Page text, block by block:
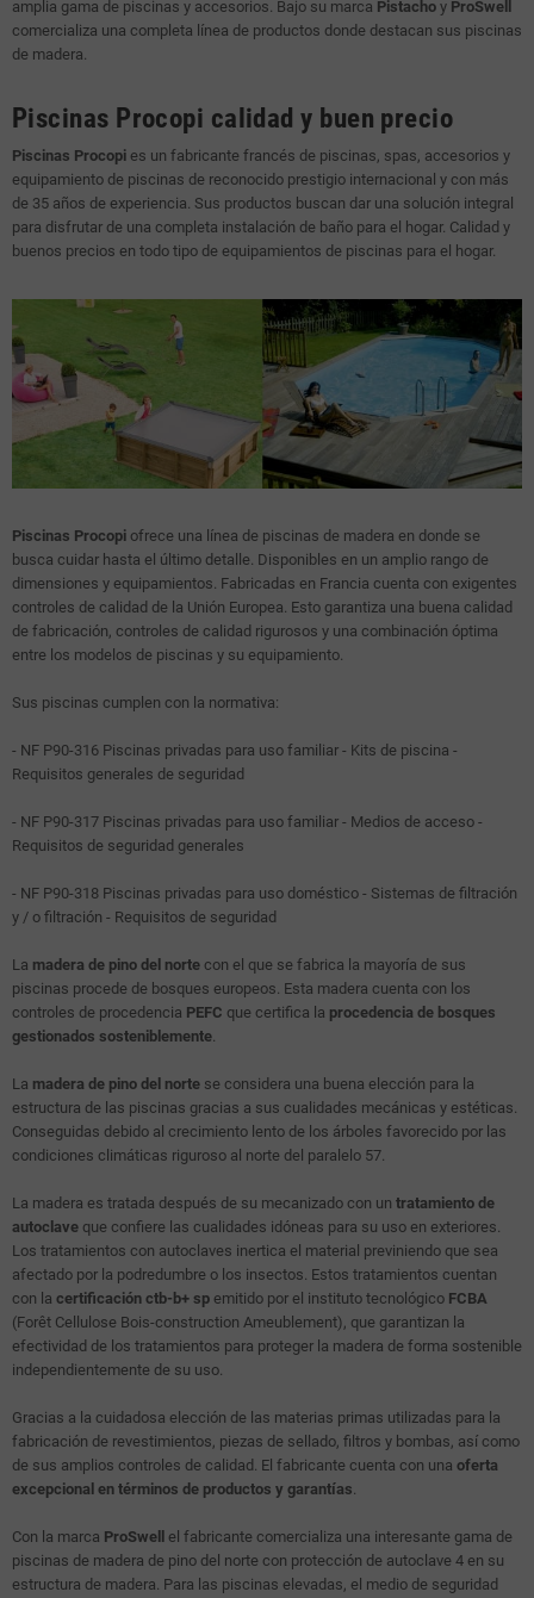
amplia gama de piscinas y accesorios. Bajo su marca Pistacho y ProSwell
comercializa una completa línea de productos donde destacan sus piscinas
de madera.
Piscinas Procopi calidad y buen precio
Piscinas Procopi es un fabricante francés de piscinas, spas, accesorios y
equipamiento de piscinas de reconocido prestigio internacional y con más
de 35 años de experiencia. Sus productos buscan dar una solución integral
para disfrutar de una completa instalación de baño para el hogar. Calidad y
buenos precios en todo tipo de equipamientos de piscinas para el hogar.
Piscinas Procopi ofrece una línea de piscinas de madera en donde se
busca cuidar hasta el último detalle. Disponibles en un amplio rango de
dimensiones y equipamientos. Fabricadas en Francia cuenta con exigentes
controles de calidad de la Unión Europea. Esto garantiza una buena calidad
de fabricación, controles de calidad rigurosos y una combinación óptima
entre los modelos de piscinas y su equipamiento.
Sus piscinas cumplen con la normativa:
- NF P90-316 Piscinas privadas para uso familiar - Kits de piscina -
Requisitos generales de seguridad
- NF P90-317 Piscinas privadas para uso familiar - Medios de acceso -
Requisitos de seguridad generales
- NF P90-318 Piscinas privadas para uso doméstico - Sistemas de filtración
y / o filtración - Requisitos de seguridad
La madera de pino del norte con el que se fabrica la mayoría de sus
piscinas procede de bosques europeos. Esta madera cuenta con los
controles de procedencia PEFC que certifica la procedencia de bosques
gestionados sosteniblemente.
La madera de pino del norte se considera una buena elección para la
estructura de las piscinas gracias a sus cualidades mecánicas y estéticas.
Conseguidas debido al crecimiento lento de los árboles favorecido por las
condiciones climáticas riguroso al norte del paralelo 57.
La madera es tratada después de su mecanizado con un tratamiento de
autoclave que confiere las cualidades idóneas para su uso en exteriores.
Los tratamientos con autoclaves inertica el material previniendo que sea
afectado por la podredumbre o los insectos. Estos tratamientos cuentan
con la certificación ctb-b+ sp emitido por el instituto tecnológico FCBA
(Forêt Cellulose Bois-construction Ameublement), que garantizan la
efectividad de los tratamientos para proteger la madera de forma sostenible
independientemente de su uso.
Gracias a la cuidadosa elección de las materias primas utilizadas para la
fabricación de revestimientos, piezas de sellado, filtros y bombas, así como
de sus amplios controles de calidad. El fabricante cuenta con una oferta
excepcional en términos de productos y garantías.
Con la marca ProSwell
el fabricante comercializa una interesante gama de
piscinas de madera de pino del norte con protección de autoclave 4 en su
estructura de madera. Para las piscinas elevadas, el medio de seguridad